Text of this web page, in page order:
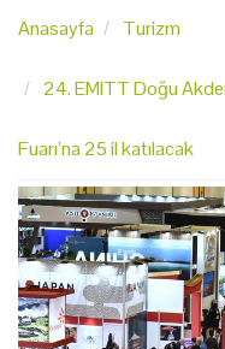
Anasayfa Turizm
24. EMITT Doğu
Fuarı’na 25 il katılacak